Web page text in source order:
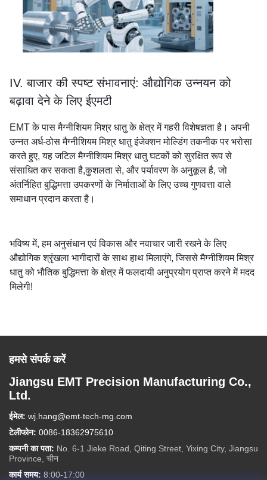
IV. बाजार की स्पष्ट संभावनाएं: औद्योगिक उन्नयन को
बढ़ावा देने के लिए ईएमटी
EMT के पास मैग्नीशियम मिश्र धातु के क्षेत्र में गहरी विशेषज्ञता है। अपनी
उन्नत अर्ध-ठोस मैग्नीशियम मिश्र धातु इंजेक्शन मोल्डिंग तकनीक पर भरोसा
करते हुए, यह जटिल मैग्नीशियम मिश्र धातु घटकों को सुरक्षित रूप से
संसाधित कर सकता है,कुशलता से, और पर्यावरण के अनुकूल है, जो
अंतर्निहित बुद्धिमत्ता उपकरणों के निर्माताओं के लिए उच्च गुणवत्ता वाले
समाधान प्रदान करता है।
भविष्य में, हम अनुसंधान एवं विकास और नवाचार जारी रखने के लिए
औद्योगिक श्रृंखला भागीदारों के साथ हाथ मिलाएंगे, जिससे मैग्नीशियम मिश्र
धातु को भौतिक बुद्धिमत्ता के क्षेत्र में फलदायी अनुप्रयोग प्राप्त करने में मदद
मिलेगी!
हमसे संपर्क करें
Jiangsu EMT Precision Manufacturing Co.,
Ltd.
ईमेल: wj.hang@emt-tech-mg.com
टेलीफोन: 0086-18362975610
कम्पनी का पता: No. 6-1 Jieke Road, Qiting Street, Yixing City, Jiangsu
Province, चीन
कार्य समय: 8:00-17:00